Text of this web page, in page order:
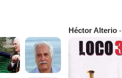
Héctor Alterio